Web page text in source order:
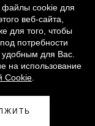
файлы cookie для
веб-сайта,
для того, чтобы
потребности
удобным для Вас.
на использование
Cookie